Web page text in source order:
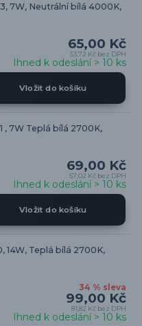
7W, Neutrální bílá 4000K,
65,00 Kč
53,72 Kč bez DPH
Ihned k odeslání > 10 ks
Vložit do košíku
, 7W Teplá bílá 2700K,
69,00 Kč
57,02 Kč bez DPH
Ihned k odeslání > 10 ks
Vložit do košíku
14W, Teplá bílá 2700K,
34 % sleva
99,00 Kč
81,82 Kč bez DPH
Ihned k odeslání > 10 ks